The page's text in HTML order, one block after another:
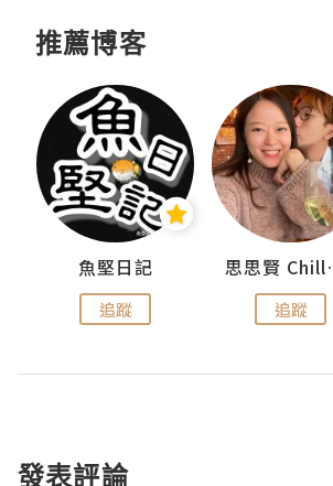
推薦博客
魚堅日記
追蹤
思
追蹤
發表評論